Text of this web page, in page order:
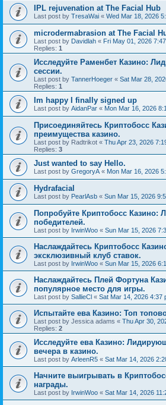
IPL rejuvenation at The Facial Hub
Last post by TresaWai « Wed Mar 18, 2026
microdermabrasion at The Facial
Last post by Davidlah « Fri May 01, 2026
Replies: 1
Исследуйте Раменбет Казино:
сессии.
Last post by TannerHoeger « Sat Mar 28,
Replies: 1
Im happy I finally signed up
Last post by AidanPar « Mon Mar 16, 2026
Присоединяйтесь Криптобосс
преимущества казино.
Last post by Radtrikot « Thu Apr 23, 2026
Replies: 3
Just wanted to say Hello.
Last post by GregoryA « Mon Mar 16, 2026
Hydrafacial
Last post by PearlAsb « Sun Mar 15, 2026
Попробуйте Криптобосс
победителей.
Last post by IrwinWoo « Sun Mar 15, 2026
Наслаждайтесь Криптобосс
эксклюзивный клуб ставок.
Last post by IrwinWoo « Sun Mar 15, 2026
Наслаждайтесь Плей Фортуна
популярное место для игры.
Last post by SallieCl « Sat Mar 14, 2026 4:37
Испытайте ева Казино: Топ
Last post by Jessica adams « Thu Apr 30,
Replies: 2
Исследуйте ева Казино:
вечера в казино.
Last post by ArleenR5 « Sat Mar 14, 2026
Начните выигрывать в
награды.
Last post by IrwinWoo « Sat Mar 14, 2026